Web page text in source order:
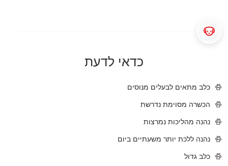
כדאי לדעת
כלב מתאים לבעלים מנוסים
הכשרה מסוימת נדרשת
נהנה מהליכות נמרצות
נהנה ללכת יותר משעתיים ביום
כלב גדול